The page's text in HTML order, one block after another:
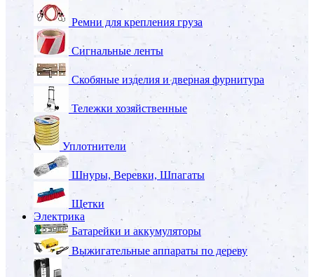
Ремни для крепления груза
Сигнальные ленты
Скобяные изделия и дверная фурнитура
Тележки хозяйственные
Уплотнители
Шнуры, Веревки, Шпагаты
Щетки
Электрика
Батарейки и аккумуляторы
Выжигательные аппараты по дереву